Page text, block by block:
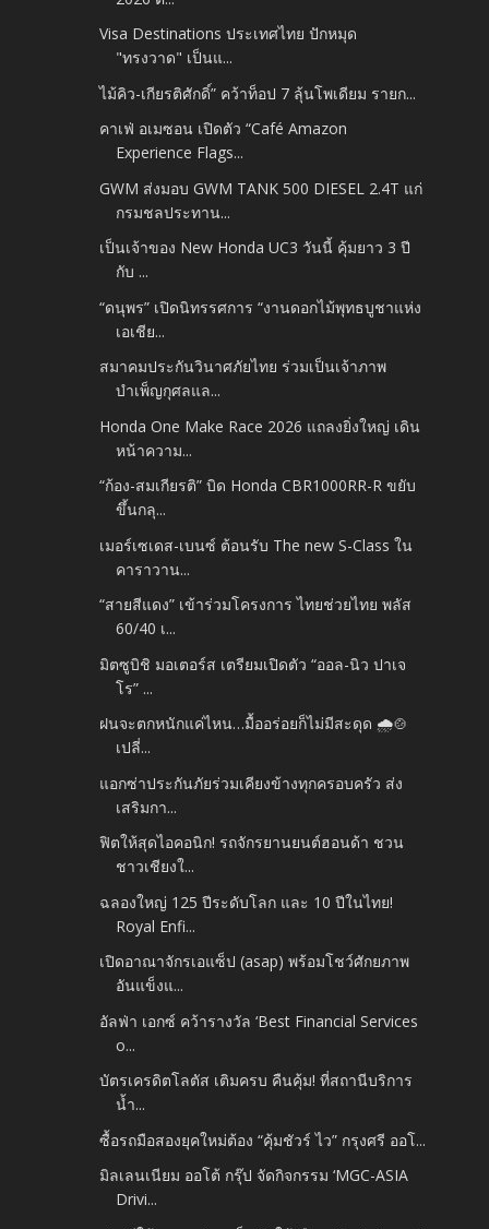
Visa Destinations ประเทศไทย ปักหมุด
"ทรงวาด" เป็นแ...
ไม้คิว-เกียรติศักดิ์” คว้าท็อป 7 ลุ้นโพเดียม รายก...
คาเฟ่ อเมซอน เปิดตัว “Café Amazon
Experience Flags...
GWM ส่งมอบ GWM TANK 500 DIESEL 2.4T แก่
กรมชลประทาน...
เป็นเจ้าของ New Honda UC3 วันนี้ คุ้มยาว 3 ปี
กับ ...
“ดนุพร” เปิดนิทรรศการ “งานดอกไม้พุทธบูชาแห่ง
เอเชีย...
สมาคมประกันวินาศภัยไทย ร่วมเป็นเจ้าภาพ
บำเพ็ญกุศลแล...
Honda One Make Race 2026 แถลงยิ่งใหญ่ เดิน
หน้าความ...
“ก้อง-สมเกียรติ” บิด Honda CBR1000RR-R ขยับ
ขึ้นกลุ...
เมอร์เซเดส-เบนซ์ ต้อนรับ The new S-Class ใน
คาราวาน...
“สายสีแดง” เข้าร่วมโครงการ ไทยช่วยไทย พลัส
60/40 เ...
มิตซูบิชิ มอเตอร์ส เตรียมเปิดตัว “ออล-นิว ปาเจ
โร” ...
ฝนจะตกหนักแค่ไหน…มื้ออร่อยก็ไม่มีสะดุด 🌧️🍲
เปลี่...
แอกซ่าประกันภัยร่วมเคียงข้างทุกครอบครัว ส่ง
เสริมกา...
ฟิตให้สุดไอคอนิก! รถจักรยานยนต์ฮอนด้า ชวน
ชาวเชียงใ...
ฉลองใหญ่ 125 ปีระดับโลก และ 10 ปีในไทย!
Royal Enfi...
เปิดอาณาจักรเอแซ็ป (asap) พร้อมโชว์ศักยภาพ
อันแข็งแ...
อัลฟ่า เอกซ์ คว้ารางวัล ‘Best Financial Services
o...
บัตรเครดิตโลตัส เติมครบ คืนคุ้ม! ที่สถานีบริการ
น้ำ...
ซื้อรถมือสองยุคใหม่ต้อง “คุ้มชัวร์ ไว” กรุงศรี ออโ...
มิลเลนเนียม ออโต้ กรุ๊ป จัดกิจกรรม ‘MGC-ASIA
Drivi...